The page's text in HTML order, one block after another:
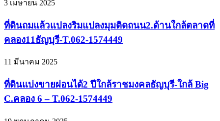
3 เมษายน 2025
ที่ดินถมแล้วแปลงริมแปลงมุมติดถนน2.ด้านใกล้ตลาดที่
คลอง11ธัญบุรี-T.062-1574449
11 มีนาคม 2025
ที่ดินแบ่งขายผ่อนได้2 ปีใกล้ราชมงคลธัญบุรี-ใกล้ Big
C.คลอง 6 – T.062-1574449